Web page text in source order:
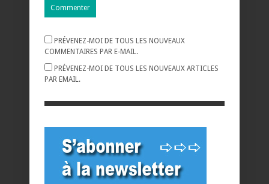
PRÉVENEZ-MOI DE TOUS LES NOUVEAUX
COMMENTAIRES PAR E-MAIL.
PRÉVENEZ-MOI DE TOUS LES NOUVEAUX ARTICLES
PAR EMAIL.